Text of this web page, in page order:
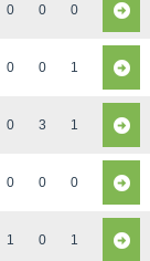
0 0 0
0 0 1
0 3 1
0 0 0
1 0 1